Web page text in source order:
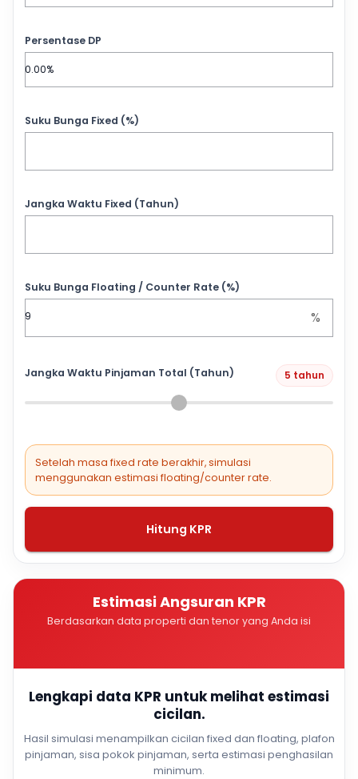
Persentase DP
Suku Bunga Fixed (%)
Jangka Waktu Fixed (Tahun)
Suku Bunga Floating / Counter Rate (%)
%
Jangka Waktu Pinjaman Total (Tahun) 5 tahun
Setelah masa fixed rate berakhir, simulasi
menggunakan estimasi floating/counter rate.
Hitung KPR
Estimasi Angsuran KPR
Berdasarkan data properti dan tenor yang Anda isi
Lengkapi data KPR untuk melihat estimasi
cicilan.
Hasil simulasi menampilkan cicilan fixed dan floating, plafon
pinjaman, sisa pokok pinjaman, serta estimasi penghasilan
minimum.